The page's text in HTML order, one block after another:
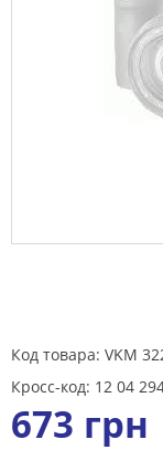
Код товара: VKM
Кросс-код: 12 04
673 грн